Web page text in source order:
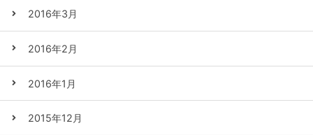
2016年3月
2016年2月
2016年1月
2015年12月